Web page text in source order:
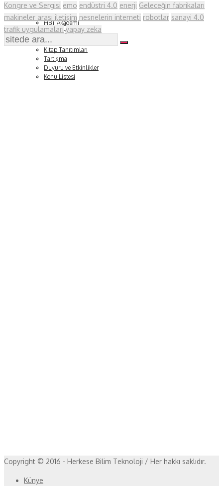
Fazlası
HBT Akademi
Bilim Çocuk
Soru ve Yanıt
Kitap Tanıtımları
Tartışma
Duyuru ve Etkinlikler
Konu Listesi
Kongre ve Sergisi emo endüstri 4.0 enerji Geleceğin fabrikaları
makineler arası iletişim nesnelerin interneti robotlar sanayi 4.0
trafik uygulamaları yapay zeka
Copyright © 2016 - Herkese Bilim Teknoloji / Her hakkı saklıdır.
Künye